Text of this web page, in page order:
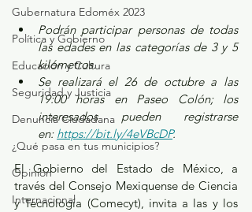
Gubernatura Edoméx 2023
Política y Gobierno
Educación y Cultura
Seguridad y Justicia
Denuncia Ciudadana
¿Qué pasa en tus municipios?
Opinión
Internacional
Podrán participar personas de todas
las edades en las categorías de 3 y 5
kilómetros.
Se realizará el 26 de octubre a las
19:00 horas en Paseo Colón; los
interesados pueden registrarse
en: https://bit.ly/4eVBcDP.
El Gobierno del Estado de México, a
través del Consejo Mexiquense de Ciencia
y Tecnología (Comecyt), invita a las y los